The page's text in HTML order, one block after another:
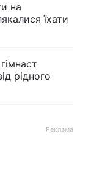
на
їхати
рідного
Реклама